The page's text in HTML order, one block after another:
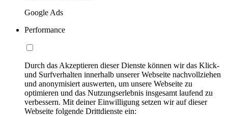
Google Ads
Performance
Durch das Akzeptieren dieser Dienste können wir das Klick-
und Surfverhalten innerhalb unserer Webseite nachvollziehen
und anonymisiert auswerten, um unsere Webseite zu
optimieren und das Nutzungserlebnis insgesamt laufend zu
verbessern. Mit deiner Einwilligung setzen wir auf dieser
Webseite folgende Drittdienste ein: